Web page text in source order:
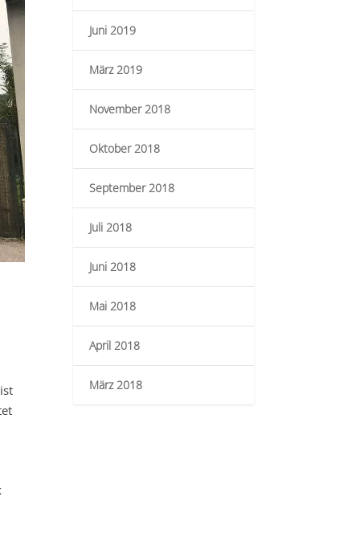
Juni 2019
März 2019
November 2018
Oktober 2018
September 2018
Juli 2018
Juni 2018
Mai 2018
April 2018
März 2018